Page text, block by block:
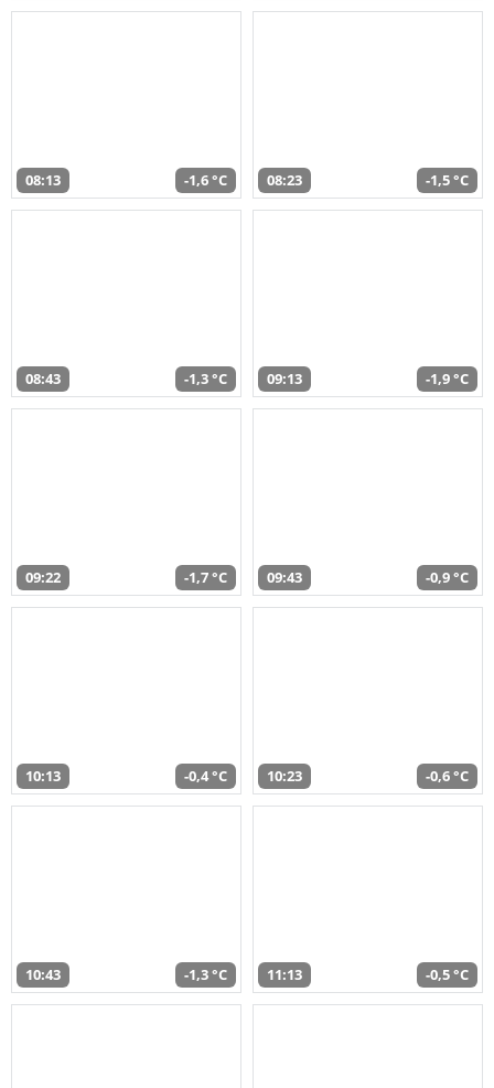
08:13 -1,6 °C 08:23 -1,5 °C
08:43 -1,3 °C 09:13 -1,9 °C
09:22 -1,7 °C 09:43 -0,9 °C
10:13 -0,4 °C 10:23 -0,6 °C
10:43 -1,3 °C 11:13 -0,5 °C